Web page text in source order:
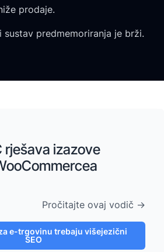
prodaje.
sustav predmemoriranja je brži.
rješava izazove
Pročitajte ovaj vodič →
e-trgovinu trebaju višejezični
SEO